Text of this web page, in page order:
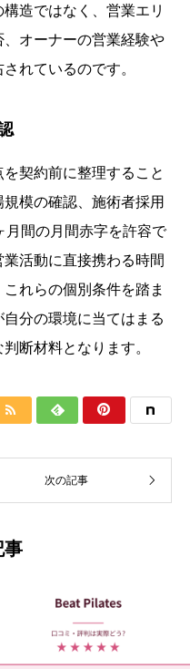
造ではなく、営業エリ
オーナーの営業経験や
れているのです。
契約前に整理すること
模の確認、施術者採用
月間の月間赤字を許容で
活動に直接携わる時間
れらの個別条件を踏ま
分の環境に当てはまる
断材料となります。
  
次の記事
事